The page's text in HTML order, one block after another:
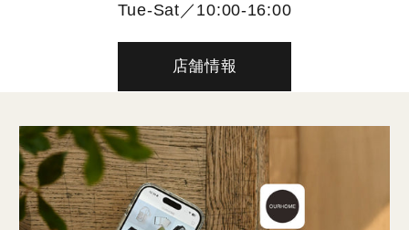
Tue-Sat／10:00-16:00
店舗情報